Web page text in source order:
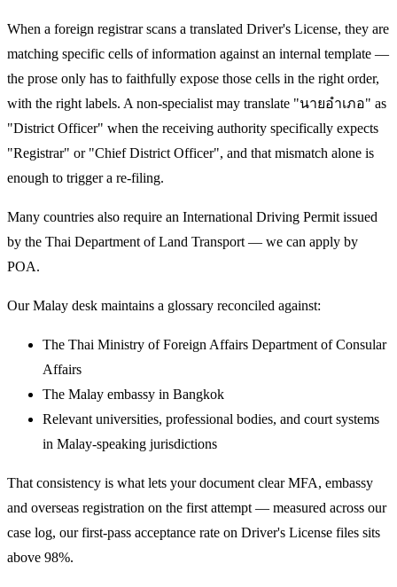
When a foreign registrar scans a translated Driver's License, they are
matching specific cells of information against an internal template —
the prose only has to faithfully expose those cells in the right order,
with the right labels. A non-specialist may translate "นายอำเภอ" as
"District Officer" when the receiving authority specifically expects
"Registrar" or "Chief District Officer", and that mismatch alone is
enough to trigger a re-filing.
Many countries also require an International Driving Permit issued
by the Thai Department of Land Transport — we can apply by
POA.
Our Malay desk maintains a glossary reconciled against:
The Thai Ministry of Foreign Affairs Department of Consular
Affairs
The Malay embassy in Bangkok
Relevant universities, professional bodies, and court systems
in Malay-speaking jurisdictions
That consistency is what lets your document clear MFA, embassy
and overseas registration on the first attempt — measured across our
case log, our first-pass acceptance rate on Driver's License files sits
above 98%.